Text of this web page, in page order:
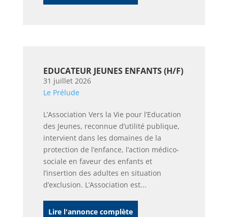
EDUCATEUR JEUNES ENFANTS (H/F)
31 juillet 2026
Le Prélude
L’Association Vers la Vie pour l’Education
des Jeunes, reconnue d’utilité publique,
intervient dans les domaines de la
protection de l’enfance, l’action médico-
sociale en faveur des enfants et
l’insertion des adultes en situation
d’exclusion. L’Association est...
Lire l'annonce complète